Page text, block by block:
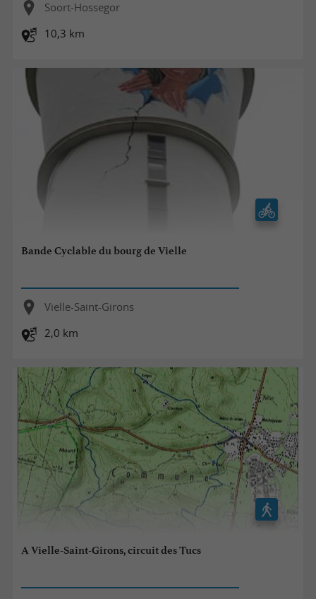
Soort-Hossegor
10,3 km
Bande Cyclable du bourg de Vielle
Vielle-Saint-Girons
2,0 km
A Vielle-Saint-Girons, circuit des Tucs